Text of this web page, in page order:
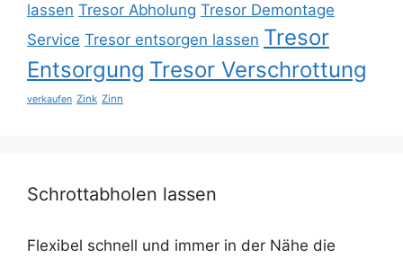
lassen Tresor Abholung Tresor Demontage
Service Tresor entsorgen lassen Tresor
Entsorgung Tresor Verschrottung
verkaufen Zink Zinn
Schrottabholen lassen
Flexibel schnell und immer in der Nähe die